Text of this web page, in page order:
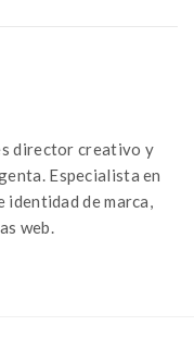
director creativo y
Especialista en
de marca,
web.